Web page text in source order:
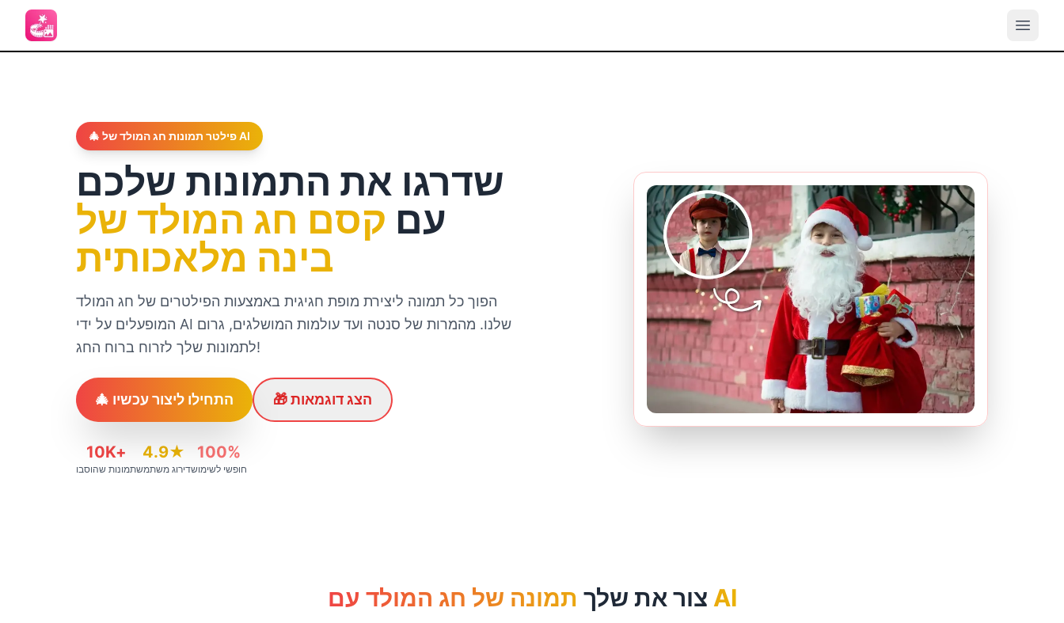
🎄 פילטר תמונות חג המולד של AI
שדרגו את התמונות שלכם
עם קסם חג המולד של
בינה מלאכותית
הפוך כל תמונה ליצירת מופת חגיגית באמצעות הפילטרים של חג המולד
המופעלים על ידי AI שלנו. מהמרות של סנטה ועד עולמות המושלגים, גרום
לתמונות שלך לזרוח ברוח החג!
🎄 התחילו ליצור עכשיו 🎁 הצג דוגמאות
10K+
תמונות שהוסבו
4.9★
דירוג משתמש
100%
חופשי לשימוש
צור את שלך תמונה של חג המולד עם AI